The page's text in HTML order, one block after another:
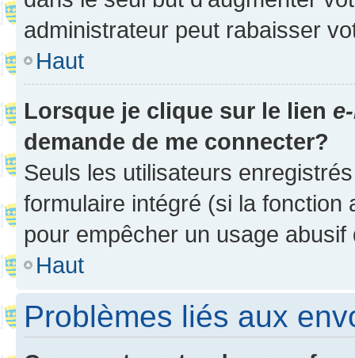
administrateur peut rabaisser
Haut
Lorsque je clique sur le lien
demande de me connecter?
Seuls les utilisateurs
formulaire intégré (si la fonction
pour empêcher un usage
Haut
Problèmes liés aux